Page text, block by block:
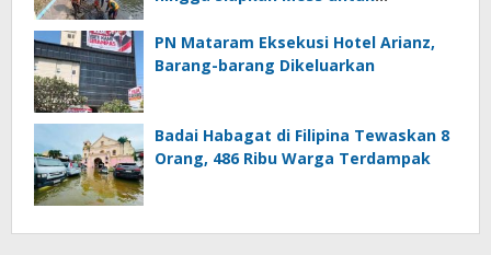
PN Mataram Eksekusi Hotel Arianz,
Barang-barang Dikeluarkan
Badai Habagat di Filipina Tewaskan 8
Orang, 486 Ribu Warga Terdampak